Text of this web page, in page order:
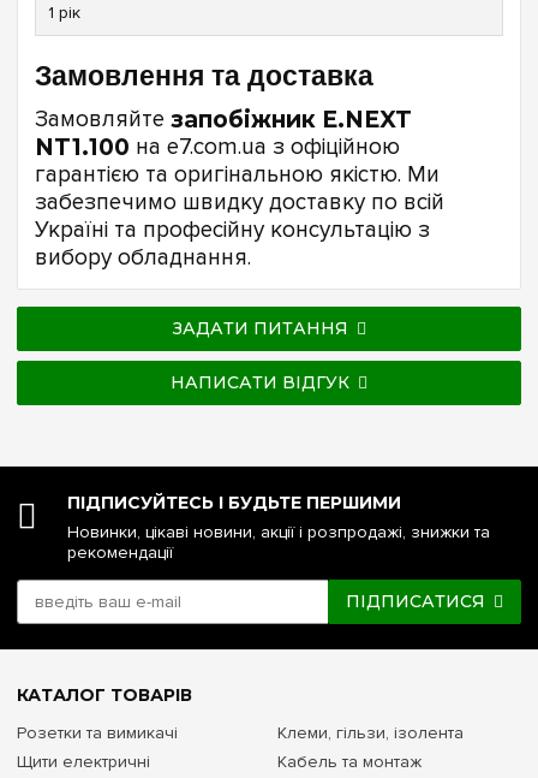
1 рік
Замовлення та доставка
Замовляйте запобіжник E.NEXT
NT1.100 на e7.com.ua з офіційною
гарантією та оригінальною якістю. Ми
забезпечимо швидку доставку по всій
Україні та професійну консультацію з
вибору обладнання.
ЗАДАТИ ПИТАННЯ
НАПИСАТИ ВІДГУК
ПІДПИСУЙТЕСЬ І БУДЬТЕ ПЕРШИМИ
Новинки, цікаві новини, акції і розпродажі, знижки та
рекомендації
ПІДПИСАТИСЯ
КАТАЛОГ ТОВАРІВ
Розетки та вимикачі
Щити електричні
Клеми, гільзи, ізолента
Кабель та монтаж